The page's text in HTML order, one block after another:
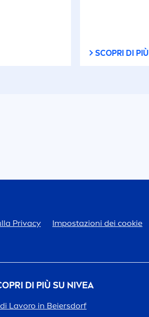
SCOPRI DI PIÙ
Privacy
Impostazioni dei cookie
DI PIÙ SU NIVEA
Lavoro in Beiersdorf